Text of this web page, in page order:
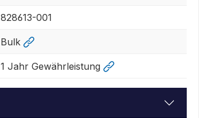
828613-001
Bulk
1 Jahr Gewährleistung